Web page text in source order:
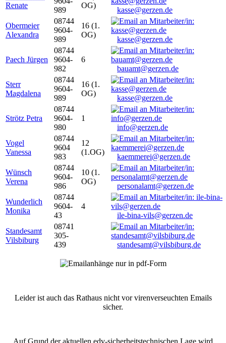
Renate
989
OG)
kasse@gerzen.de
Obermeier
Alexandra
08744
9604-
989
16 (1.
OG)
kasse@gerzen.de
Paech Jürgen
08744
9604-
982
6
bauamt@gerzen.de
Sterr
Magdalena
08744
9604-
989
16 (1.
OG)
kasse@gerzen.de
Strötz Petra
08744
9604-
980
1
info@gerzen.de
Vogel
Vanessa
08744
9604
983
12
(1.OG)
kaemmerei@gerzen.de
Wünsch
Verena
08744
9604-
986
10 (1.
OG)
personalamt@gerzen.de
Wunderlich
Monika
08744
9604-
43
4
ile-bina-vils@gerzen.de
Standesamt
Vilsbiburg
08741
305-
439
standesamt@vilsbiburg.de
Leider ist auch das Rathaus nicht vor virenverseuchten Emails
sicher.
Auf Grund der aktuellen edv-sicherheitstechnischen Lage wird